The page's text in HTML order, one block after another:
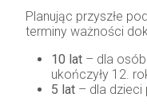
Planując przyszłe
terminy ważności
10 lat – dla
ukończyły 12.
5 lat – dla dzieci